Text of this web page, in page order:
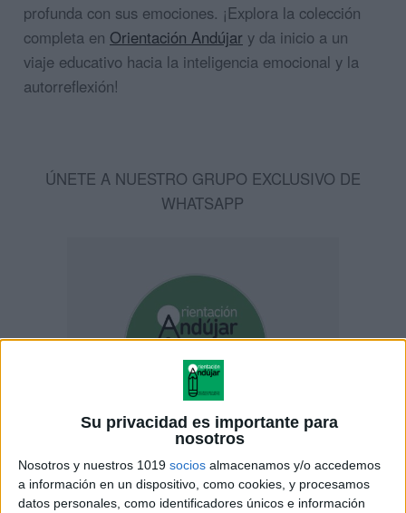
Su privacidad es importante para
nosotros
Nosotros y nuestros 1019 socios almacenamos y/o accedemos
a información en un dispositivo, como cookies, y procesamos
datos personales, como identificadores únicos e información
profunda con sus emociones. ¡Explora la colección
completa en Orientación Andújar y da inicio a un
viaje educativo hacia la inteligencia emocional y la
autorreflexión!
ÚNETE A NUESTRO GRUPO EXCLUSIVO DE
WHATSAPP